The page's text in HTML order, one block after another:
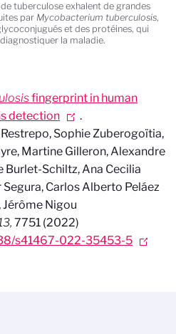
tuberculose exhalent de grandes
par Mycobacterium tuberculosis,
et des protéines, qui
la maladie.
fingerprint in human
detection
.
Sophie Zuberogoïtia,
Martine Gilleron, Alexandre
Burlet-Schiltz, Ana Cecilia
Segura, Carlos Alberto Peláez
Jérôme Nigou
7751 (2022)
s41467-022-35453-5